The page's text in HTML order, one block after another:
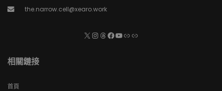
the.narrow.cell@xearo.work
相關鏈接
首頁